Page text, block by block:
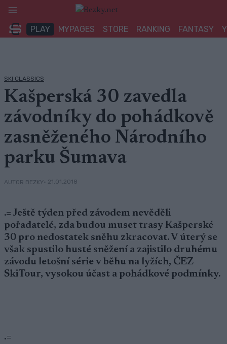
Přeskočit
obsah
PLAY MYPAGES STORE RANKING FANTASY
SKI CLASSICS
Kašperská 30 zavedla
závodníky do pohádkově
zasněženého Národního
parku Šumava
AUTOR BEZKY• 21.01.2018
.= Ještě týden před závodem nevěděli
pořadatelé, zda budou muset trasy Kašperské
30 pro nedostatek sněhu zkracovat. V úterý se
však spustilo husté sněžení a zajistilo druhému
závodu letošní série v běhu na lyžích, ČEZ
SkiTour, vysokou účast a pohádkové podmínky.
.=